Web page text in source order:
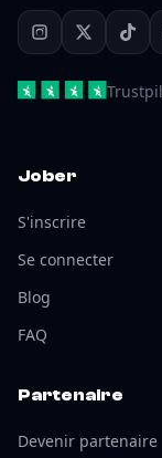
Jober
S'inscrire
Se connecter
Blog
FAQ
Partenaire
Devenir partenaire